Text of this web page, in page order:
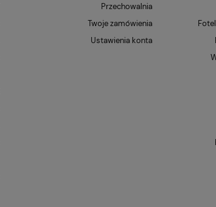
Przechowalnia
Twoje zamówienia
Ustawienia konta